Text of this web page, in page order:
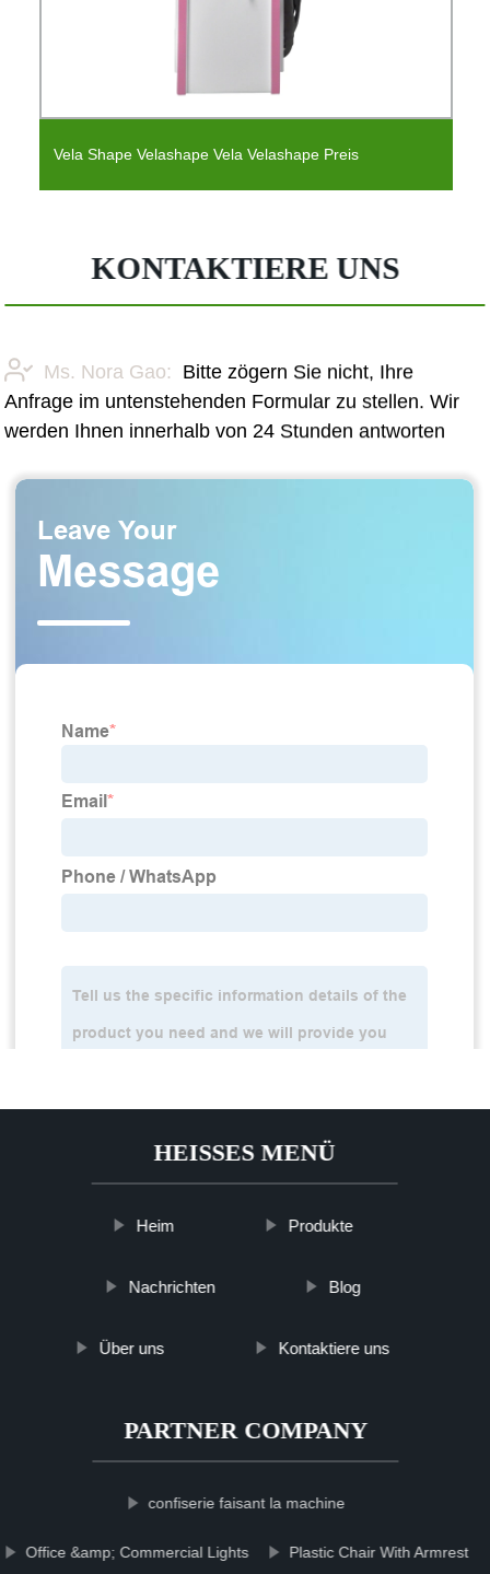
Vela Shape Velashape Vela Velashape Preis
KONTAKTIERE UNS
Ms. Nora Gao:
Bitte zögern Sie nicht, Ihre
Anfrage im untenstehenden Formular zu stellen. Wir
werden Ihnen innerhalb von 24 Stunden antworten
HEISSES MENÜ
Heim Produkte
Nachrichten Blog
Über uns Kontaktiere uns
PARTNER COMPANY
confiserie faisant la machine
Office &amp; Commercial Lights Plastic Chair With Armrest